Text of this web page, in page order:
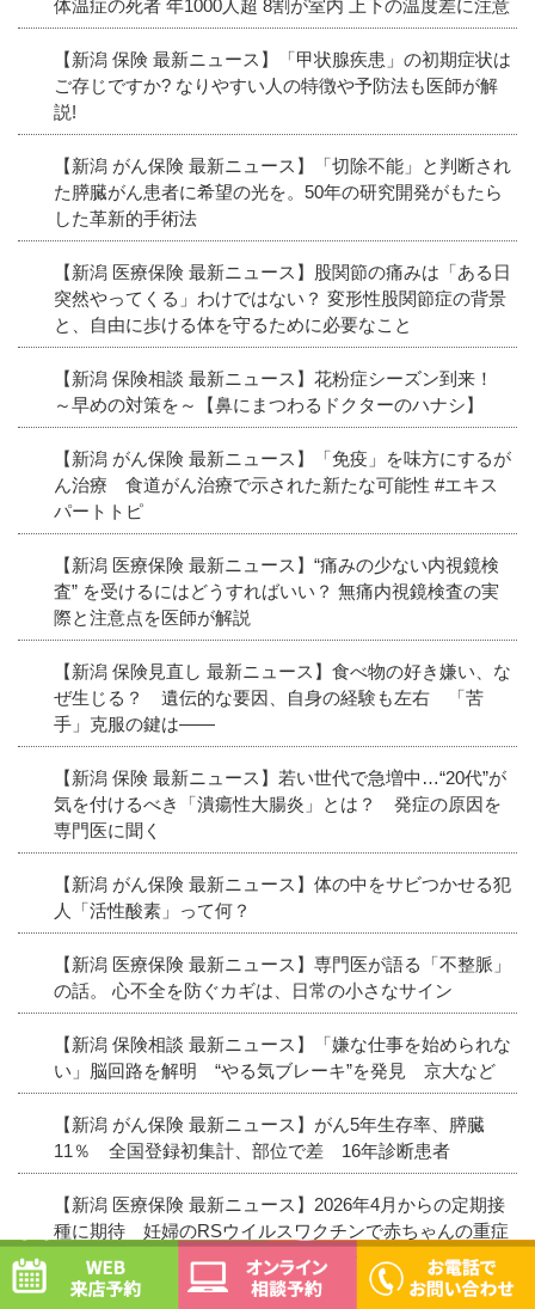
体温症の死者 年1000人超 8割が室内 上下の温度差に注意
【新潟 保険 最新ニュース】「甲状腺疾患」の初期症状は
ご存じですか? なりやすい人の特徴や予防法も医師が解
説!
【新潟 がん保険 最新ニュース】「切除不能」と判断され
た膵臓がん患者に希望の光を。50年の研究開発がもたら
した革新的手術法
【新潟 医療保険 最新ニュース】股関節の痛みは「ある日
突然やってくる」わけではない？ 変形性股関節症の背景
と、自由に歩ける体を守るために必要なこと
【新潟 保険相談 最新ニュース】花粉症シーズン到来！
～早めの対策を～【鼻にまつわるドクターのハナシ】
【新潟 がん保険 最新ニュース】「免疫」を味方にするが
ん治療 食道がん治療で示された新たな可能性 #エキス
パートトピ
【新潟 医療保険 最新ニュース】“痛みの少ない内視鏡検
査” を受けるにはどうすればいい？ 無痛内視鏡検査の実
際と注意点を医師が解説
【新潟 保険見直し 最新ニュース】食べ物の好き嫌い、な
ぜ生じる？ 遺伝的な要因、自身の経験も左右 「苦
手」克服の鍵は――
【新潟 保険 最新ニュース】若い世代で急増中…“20代”が
気を付けるべき「潰瘍性大腸炎」とは？ 発症の原因を
専門医に聞く
【新潟 がん保険 最新ニュース】体の中をサビつかせる犯
人「活性酸素」って何？
【新潟 医療保険 最新ニュース】専門医が語る「不整脈」
の話。 心不全を防ぐカギは、日常の小さなサイン
【新潟 保険相談 最新ニュース】「嫌な仕事を始められな
い」脳回路を解明 “やる気ブレーキ”を発見 京大など
【新潟 がん保険 最新ニュース】がん5年生存率、膵臓
11％ 全国登録初集計、部位で差 16年診断患者
【新潟 医療保険 最新ニュース】2026年4月からの定期接
種に期待 妊婦のRSウイルスワクチンで赤ちゃんの重症
化を防ぐ #エキスパートトピ
WEB予約 オンライン相談予約